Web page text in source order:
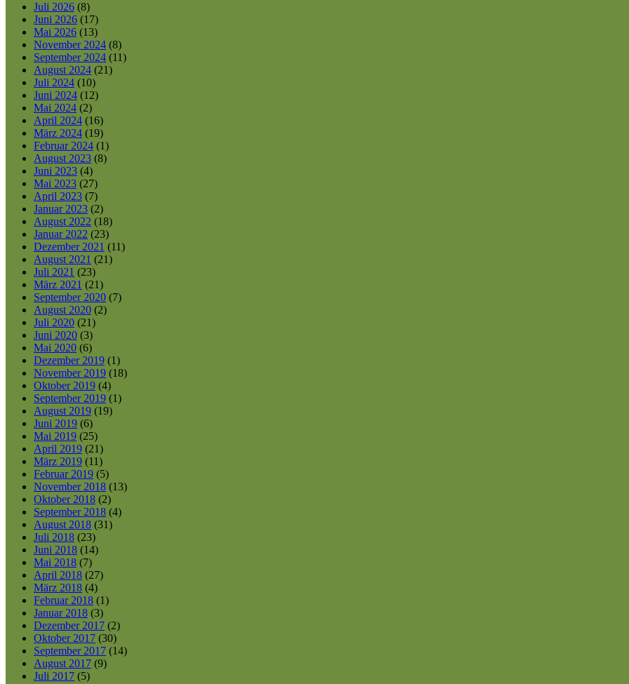
Juli 2026 (8)
Juni 2026 (17)
Mai 2026 (13)
November 2024 (8)
September 2024 (11)
August 2024 (21)
Juli 2024 (10)
Juni 2024 (12)
Mai 2024 (2)
April 2024 (16)
März 2024 (19)
Februar 2024 (1)
August 2023 (8)
Juni 2023 (4)
Mai 2023 (27)
April 2023 (7)
Januar 2023 (2)
August 2022 (18)
Januar 2022 (23)
Dezember 2021 (11)
August 2021 (21)
Juli 2021 (23)
März 2021 (21)
September 2020 (7)
August 2020 (2)
Juli 2020 (21)
Juni 2020 (3)
Mai 2020 (6)
Dezember 2019 (1)
November 2019 (18)
Oktober 2019 (4)
September 2019 (1)
August 2019 (19)
Juni 2019 (6)
Mai 2019 (25)
April 2019 (21)
März 2019 (11)
Februar 2019 (5)
November 2018 (13)
Oktober 2018 (2)
September 2018 (4)
August 2018 (31)
Juli 2018 (23)
Juni 2018 (14)
Mai 2018 (7)
April 2018 (27)
März 2018 (4)
Februar 2018 (1)
Januar 2018 (3)
Dezember 2017 (2)
Oktober 2017 (30)
September 2017 (14)
August 2017 (9)
Juli 2017 (5)